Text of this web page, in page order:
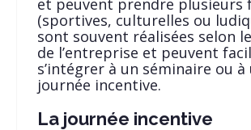
(sportives, culturelles ou
sont souvent réalisées selon
de l’entreprise et peuvent
s’intégrer à un séminaire ou à
journée incentive.
La journée incentive